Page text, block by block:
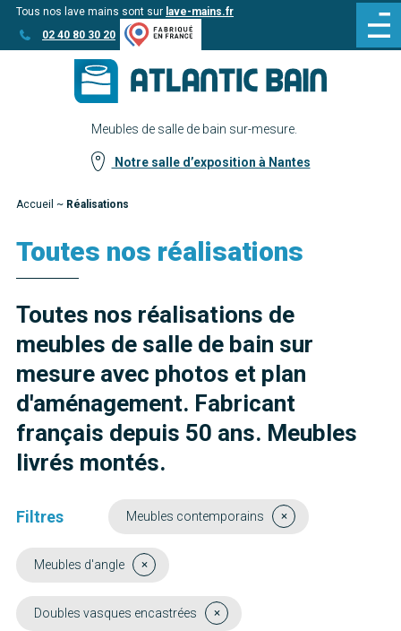
Aller
au
Aller au
contenu
Tous nos lave mains sont sur lave-mains.fr
02 40 80 30 20
Meubles de salle de bain sur-mesure.
Notre salle d’exposition à Nantes
Accueil ~ Réalisations
Toutes nos réalisations
Toutes nos réalisations de
meubles de salle de bain sur
mesure avec photos et plan
d'aménagement. Fabricant
français depuis 50 ans. Meubles
livrés montés.
Filtres Meubles contemporains
Meubles d'angle
Doubles vasques encastrées